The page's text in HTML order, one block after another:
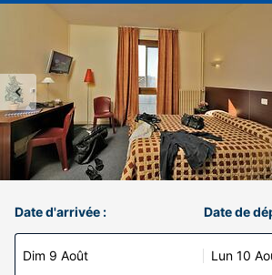
Date d'arrivée :
Dim 9 Août
Date de
Lun 10